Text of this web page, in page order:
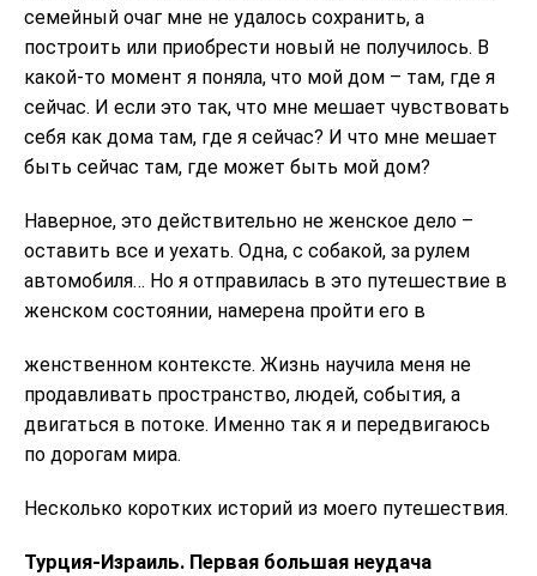
семейный очаг мне не удалось сохранить, а
построить или приобрести новый не получилось. В
какой-то момент я поняла, что мой дом – там, где я
сейчас. И если это так, что мне мешает чувствовать
себя как дома там, где я сейчас? И что мне мешает
быть сейчас там, где может быть мой дом?
Наверное, это действительно не женское дело –
оставить все и уехать. Одна, с собакой, за рулем
автомобиля… Но я отправилась в это путешествие в
женском состоянии, намерена пройти его в
женственном контексте. Жизнь научила меня не
продавливать пространство, людей, события, а
двигаться в потоке. Именно так я и передвигаюсь
по дорогам мира.
Несколько коротких историй из моего путешествия.
Турция-Израиль. Первая большая неудача